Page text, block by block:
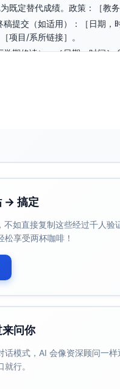
既定替代成绩。政策：［教务
提交（如适用）：［日期
项目/系所链接］。
期修读）：［日期，时间
材料与其他行政要求，以保
绩不稳、负荷过重）进行情
项完成清除，以免错过预注
与顾问对齐最终学期计划，
邮箱/电话/服务台链接］。
箱/电话/政策链接］。
）：［邮箱/电话/政策链接］
问，请在相应截止日期至少
→ 搞定
如直接复制这些经过千人
享受两杯咖啡！
问你
话模式，AI 会像资深顾问一
行。